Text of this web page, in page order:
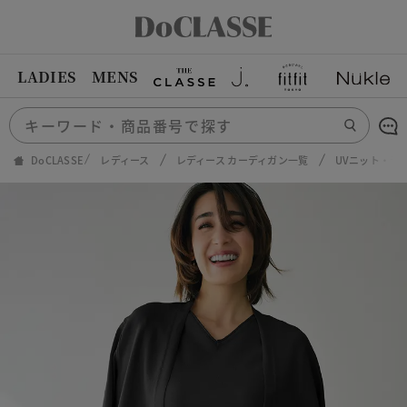
LADIES MENS
DoCLASSE レディース レディース カーディガン一覧 UVニット・ラ